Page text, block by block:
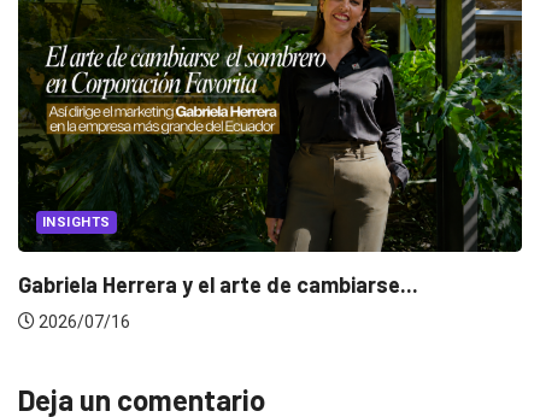
INSIGHTS
Gabriela Herrera y el arte de cambiarse...
2026/07/16
Deja un comentario